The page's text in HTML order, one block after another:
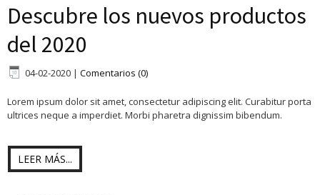
Descubre los nuevos productos
del 2020
04-02-2020 | Comentarios (0)
Lorem ipsum dolor sit amet, consectetur adipiscing elit. Curabitur porta
ultrices neque a imperdiet. Morbi pharetra dignissim bibendum.
LEER MÁS...